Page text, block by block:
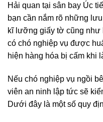
Hải quan tại sân bay Úc
bạn cần nắm rõ những
kĩ lưỡng giấy tờ cũng như
có chó nghiệp vụ được
hiện hàng hóa bị cấm khi
Nếu chó nghiệp vụ ngồi
viên an ninh lập tức sẽ
Dưới đây là một số quy